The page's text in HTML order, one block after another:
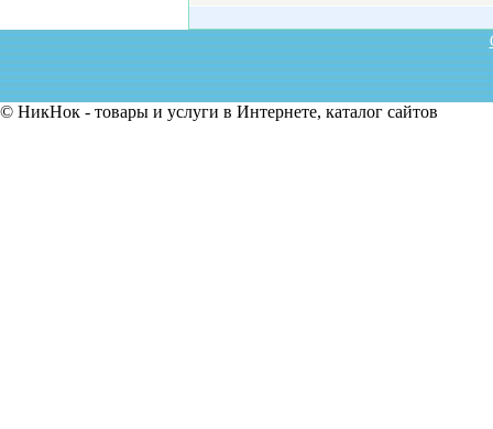
© НикНок - товары и услуги в Интернете, каталог сайтов